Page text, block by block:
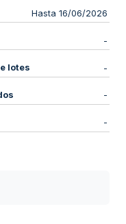
Hasta 16/06/2026
-
lotes -
-
-